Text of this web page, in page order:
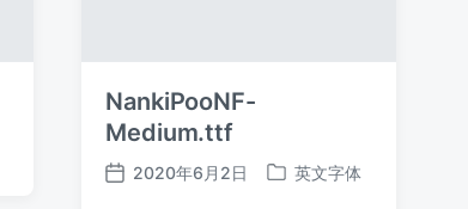
NankiPooNF-
Medium.ttf
发
2020年6月2日
发
英文字体